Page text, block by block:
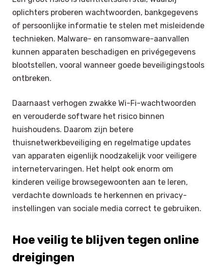
oplichters proberen wachtwoorden, bankgegevens
of persoonlijke informatie te stelen met misleidende
technieken. Malware- en ransomware-aanvallen
kunnen apparaten beschadigen en privégegevens
blootstellen, vooral wanneer goede beveiligingstools
ontbreken.
Daarnaast verhogen zwakke Wi-Fi-wachtwoorden
en verouderde software het risico binnen
huishoudens. Daarom zijn betere
thuisnetwerkbeveiliging en regelmatige updates
van apparaten eigenlijk noodzakelijk voor veiligere
internetervaringen. Het helpt ook enorm om
kinderen veilige browsegewoonten aan te leren,
verdachte downloads te herkennen en privacy-
instellingen van sociale media correct te gebruiken.
Hoe veilig te blijven tegen online
dreigingen